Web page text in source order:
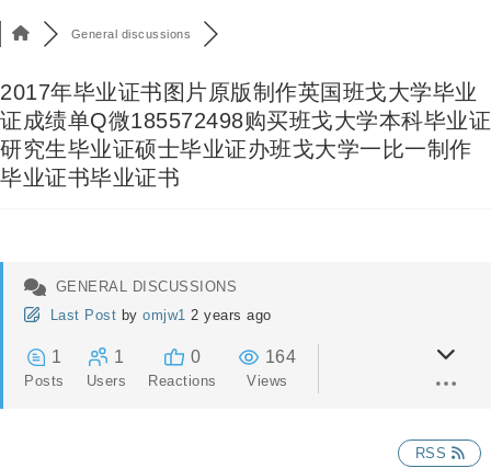
General discussions
2017年毕业证书图片原版制作英国班戈大学毕业
证成绩单Q微185572498购买班戈大学本科毕业证
研究生毕业证硕士毕业证办班戈大学一比一制作
毕业证书毕业证书
GENERAL DISCUSSIONS
Last Post by omjw1 2 years ago
1
Posts
1
Users
0
Reactions
164
Views
RSS